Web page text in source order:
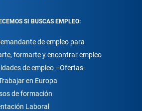
SI BUSCAS EMPLEO:
de empleo para
formarte y encontrar empleo
de empleo –Ofertas-
en Europa
de formación
Laboral